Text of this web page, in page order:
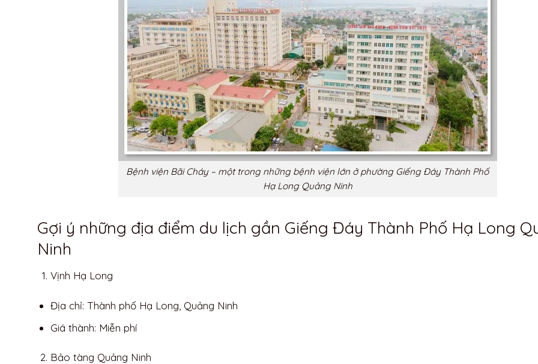
Bệnh viện Bãi Cháy – một trong những bệnh viện lớn ở phường Giếng Đáy Thành Phố
Hạ Long Quảng Ninh
Gợi ý những địa điểm du lịch gần Giếng Đáy Thành Phố Hạ Long
Ninh
Vịnh Hạ Long
Địa chỉ: Thành phố Hạ Long, Quảng Ninh
Giá thành: Miễn phí
Bảo tàng Quảng Ninh